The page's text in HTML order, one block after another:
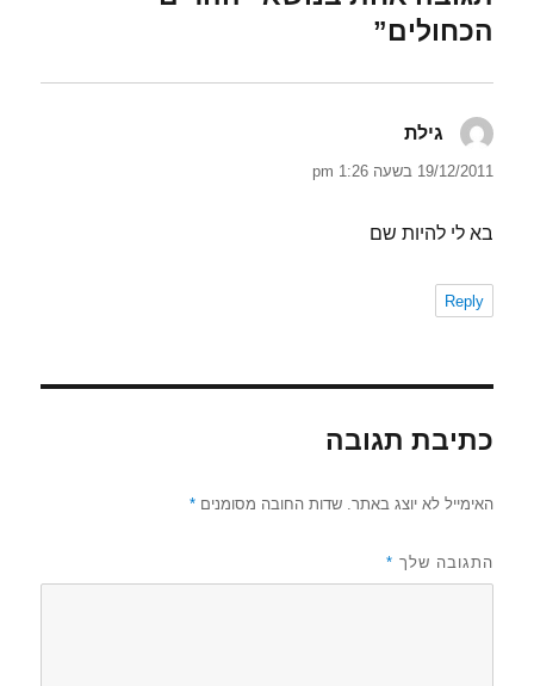
הכחולים”
גילת
19/12/2011 בשעה 1:26 pm
בא לי להיות שם
Reply
כתיבת תגובה
האימייל לא יוצג באתר. שדות החובה מסומנים*
התגובה שלך *